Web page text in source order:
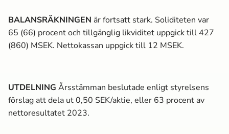
BALANSRÄKNINGEN är fortsatt stark. Soliditeten var
65 (66) procent och tillgänglig likviditet uppgick till 427
(860) MSEK. Nettokassan uppgick till 12 MSEK.
UTDELNING Årsstämman beslutade enligt styrelsens
förslag att dela ut 0,50 SEK/aktie, eller 63 procent av
nettoresultatet 2023.